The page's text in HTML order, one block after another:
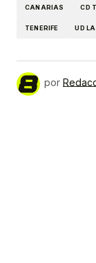
CANARIAS CD
TENERIFE UD
por